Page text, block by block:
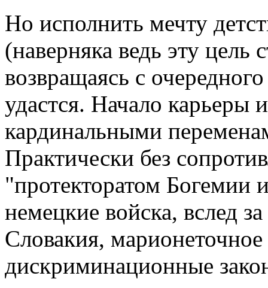
Но исполнить мечту
(наверняка ведь эту цель
возвращаясь с
удастся. Начало карьеры
кардинальными
Практически без
"протекторатом
немецкие войска, вслед
Словакия, марионеточное
дискриминационные